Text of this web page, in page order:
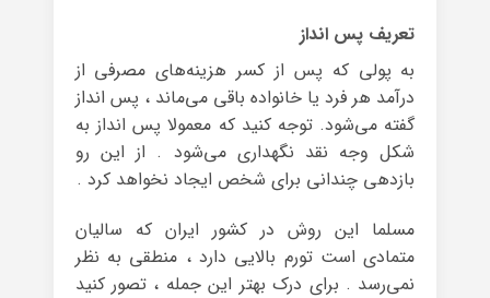
تعریف پس انداز
به پولی که پس از کسر هزینه‌های مصرفی از
درآمد هر فرد یا خانواده باقی می‌ماند ، پس انداز
گفته می‌شود. توجه کنید که معمولا پس انداز به
شکل وجه نقد نگهداری می‌شود . از این رو
بازدهی چندانی برای شخص ایجاد نخواهد کرد .
مسلما این روش در کشور ایران که سالیان
متمادی است تورم بالایی دارد ، منطقی به نظر
نمی‌رسد . برای درک بهتر این جمله ، تصور کنید